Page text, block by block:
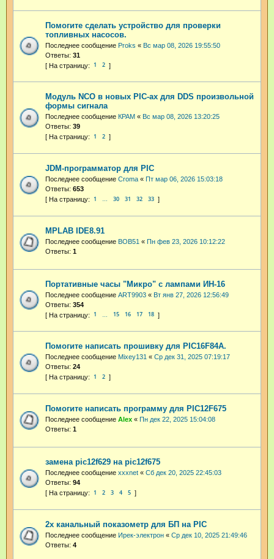
Помогите сделать устройство для проверки
топливных насосов.
Последнее сообщение Proks « Вс мар 08, 2026 19:55:50
Ответы: 31
1 2
Модуль NCO в новых PIC-ах для DDS произвольной
формы сигнала
Последнее сообщение КРАМ « Вс мар 08, 2026 13:20:25
Ответы: 39
1 2
JDM-программатор для PIC
Последнее сообщение Croma « Пт мар 06, 2026 15:03:18
Ответы: 653
1 … 30 31 32 33
MPLAB IDE8.91
Последнее сообщение BOB51 « Пн фев 23, 2026 10:12:22
Ответы: 1
Портативные часы "Микро" с лампами ИН-16
Последнее сообщение ART9903 « Вт янв 27, 2026 12:56:49
Ответы: 354
1 15 16 17 18
Помогите написать прошивку для PIC16F84A.
Последнее сообщение Mixey131 « Ср дек 31, 2025 07:19:17
Ответы: 24
1 2
Помогите написать программу для PIC12F675
Последнее сообщение Аlex « Пн дек 22, 2025 15:04:08
Ответы: 1
замена pic12f629 на pic12f675
Последнее сообщение xxxnet « Сб дек 20, 2025 22:45:03
Ответы: 94
1 2 3 4 5
2х канальный показометр для БП на PIC
Последнее сообщение Ирек-электрон « Ср дек 10, 2025 21:49:46
Ответы: 4